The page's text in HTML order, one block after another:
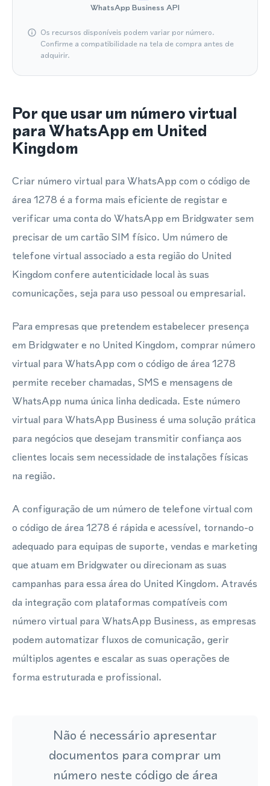
WhatsApp Business API
Os recursos disponíveis podem variar por número.
Confirme a compatibilidade na tela de compra antes de
adquirir.
Por que usar um número virtual
para WhatsApp em United
Kingdom
Criar número virtual para WhatsApp com o código de
área 1278 é a forma mais eficiente de registar e
verificar uma conta do WhatsApp em Bridgwater sem
precisar de um cartão SIM físico. Um número de
telefone virtual associado a esta região do United
Kingdom confere autenticidade local às suas
comunicações, seja para uso pessoal ou empresarial.
Para empresas que pretendem estabelecer presença
em Bridgwater e no United Kingdom, comprar número
virtual para WhatsApp com o código de área 1278
permite receber chamadas, SMS e mensagens de
WhatsApp numa única linha dedicada. Este número
virtual para WhatsApp Business é uma solução prática
para negócios que desejam transmitir confiança aos
clientes locais sem necessidade de instalações físicas
na região.
A configuração de um número de telefone virtual com
o código de área 1278 é rápida e acessível, tornando-o
adequado para equipas de suporte, vendas e marketing
que atuam em Bridgwater ou direcionam as suas
campanhas para essa área do United Kingdom. Através
da integração com plataformas compatíveis com
número virtual para WhatsApp Business, as empresas
podem automatizar fluxos de comunicação, gerir
múltiplos agentes e escalar as suas operações de
forma estruturada e profissional.
Não é necessário apresentar
documentos para comprar um
número neste código de área